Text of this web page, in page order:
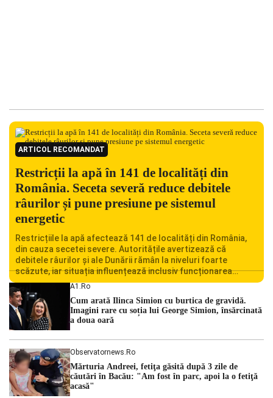
ARTICOL RECOMANDAT
Restricții la apă în 141 de localități din
România. Seceta severă reduce debitele
râurilor și pune presiune pe sistemul
energetic
Restricțiile la apă afectează 141 de localități din România,
din cauza secetei severe. Autoritățile avertizează că
debitele râurilor și ale Dunării rămân la niveluri foarte
scăzute, iar situația influențează inclusiv funcționarea
Centralei Nucleare de la Cernavodă. România se confruntă
cu una dintre cele mai dificile perioade din punct de vedere
hidrologic din ultimii ani. Lipsa […]
A1.ro
Cum arată Ilinca Simion cu burtica de gravidă.
Imagini rare cu soția lui George Simion, însărcinată
a doua oară
Observatornews.ro
Mărturia Andreei, fetiţa găsită după 3 zile de
căutări în Bacău: "Am fost în parc, apoi la o fetiţă
acasă"